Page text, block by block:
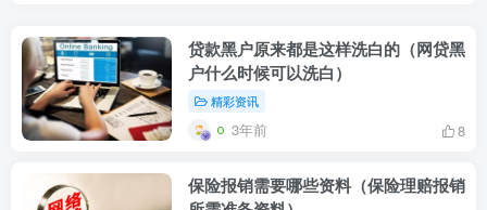
贷款黑户原来都是这样洗白的（网贷黑
户什么时候可以洗白）
精彩资讯
3年前 8
保险报销需要哪些资料（保险理赔报销